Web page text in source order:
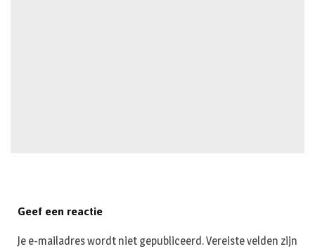
Geef een reactie
Je e-mailadres wordt niet gepubliceerd.Vereiste velden zijn